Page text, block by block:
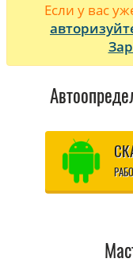
Если у вас